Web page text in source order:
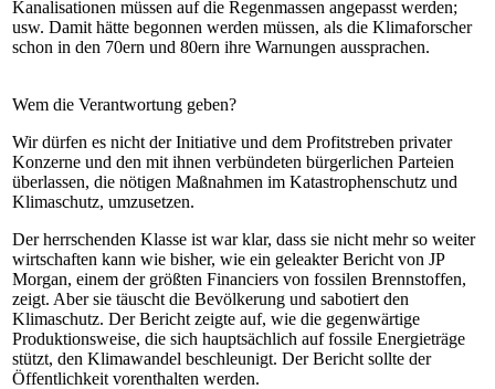
Kanalisationen müssen auf die Regenmassen angepasst werden;
usw. Damit hätte begonnen werden müssen, als die Klimaforscher
schon in den 70ern und 80ern ihre Warnungen aussprachen.
Wem die Verantwortung geben?
Wir dürfen es nicht der Initiative und dem Profitstreben privater
Konzerne und den mit ihnen verbündeten bürgerlichen Parteien
überlassen, die nötigen Maßnahmen im Katastrophenschutz und
Klimaschutz, umzusetzen.
Der herrschenden Klasse ist war klar, dass sie nicht mehr so weiter
wirtschaften kann wie bisher, wie ein geleakter Bericht von JP
Morgan, einem der größten Financiers von fossilen Brennstoffen,
zeigt. Aber sie täuscht die Bevölkerung und sabotiert den
Klimaschutz. Der Bericht zeigte auf, wie die gegenwärtige
Produktionsweise, die sich hauptsächlich auf fossile Energieträge
stützt, den Klimawandel beschleunigt. Der Bericht sollte der
Öffentlichkeit vorenthalten werden.